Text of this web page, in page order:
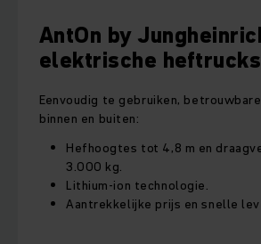
AntOn by
elektrische heftrucks
Eenvoudig te gebruiken,
binnen en buiten:
Hefhoogtes tot 4,8 m en
3.000 kg.
Lithium-ion technologie.
Aantrekkelijke prijs en snelle